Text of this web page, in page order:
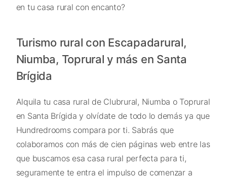
en tu casa rural con encanto?
Turismo rural con Escapadarural,
Niumba, Toprural y más en Santa
Brígida
Alquila tu casa rural de Clubrural, Niumba o Toprural
en Santa Brígida y olvídate de todo lo demás ya que
Hundredrooms compara por ti. Sabrás que
colaboramos con más de cien páginas web entre las
que buscamos esa casa rural perfecta para ti,
seguramente te entra el impulso de comenzar a